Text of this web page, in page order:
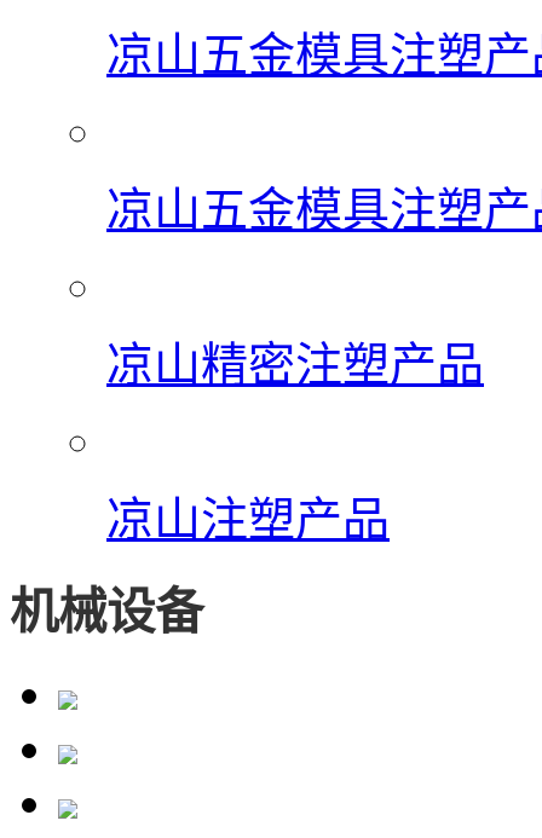
凉山五金模具注塑产
凉山五金模具注塑产
凉山精密注塑产品
凉山注塑产品
机械设备